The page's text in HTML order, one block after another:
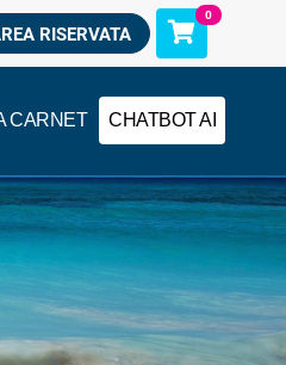
RISERVATA
0
CARNET CHATBOT AI